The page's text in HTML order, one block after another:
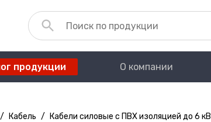
продукции О компании
/ Кабель / Кабели силовые с ПВХ изоляцией до 6 кВ